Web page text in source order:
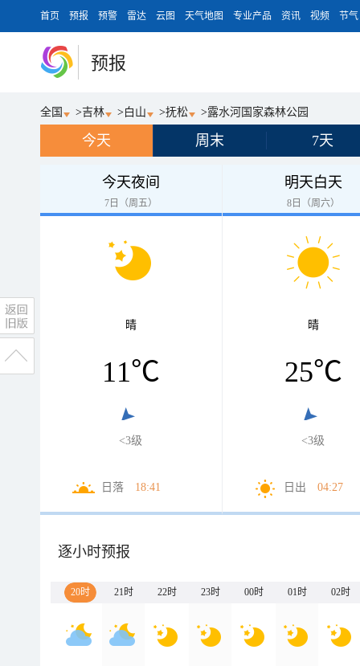
首页 预报 预警 雷达 云图 天气地图 专业产品 资讯 视频 节气
预报
全国 >吉林 > 白山 >抚松 >露水河国家森林公园
今天 周末 7天
今天夜间
7日（周五）
晴
11℃
<3级
日落 18:41
明天白天
8日（周六）
晴
25℃
<3级
日出 04:27
逐小时预报
20时 21时 22时 23时 00时 01时 02时